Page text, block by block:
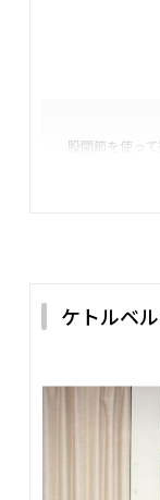
股関節を使っ
ケトルベ